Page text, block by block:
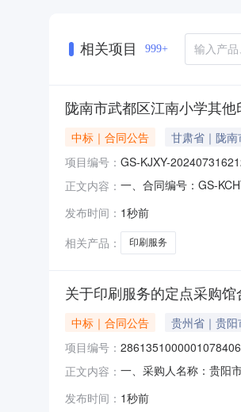
相关项目 999+
陇南市武都区江南小学其
中标｜合同公告 甘肃省｜陇
项目编号： GS-KJXY-
正文内容： 一、合同编号：GS-
数码科技有限公司地址
发布时间： 1秒前
相关产品：
印刷服务
关于印刷服务的定点采购
中标｜合同公告 贵州省｜贵
项目编号： 2861351000001078406
正文内容： 一、采购人名称：贵阳
1.007489.257489.25服
发布时间： 1秒前